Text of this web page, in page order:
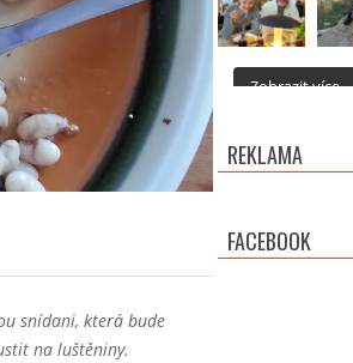
snídani, která bude
na luštěniny.
Zobrazit více...
REKLAMA
FACEBOOK